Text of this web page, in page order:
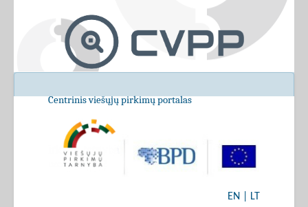
Centrinis viešųjų pirkimų portalas
EN LT